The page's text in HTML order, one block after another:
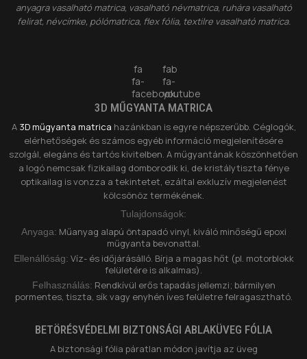
anyagra vasalható matrica, vasalható névmatrica, ruhára vasalható
felirat, névcímke, pólómatrica, flex fólia, textilre vasalható matrica.
fa
fa-
facebook
fab
fa-
youtube
3D MŰGYANTA MATRICA
A 3D műgyanta matrica hazánkban is egyre népszerűbb. Céglogók,
elérhetőségek és számos egyéb információ megjelenítésére
szolgál, elegáns és tartós kivitelben. A műgyantának köszönhetően
a logó nemcsak fizikailag domborodik ki, de kristálytiszta fénye
optikailag is vonzza a tekintetet, ezáltal exkluzív megjelenést
kölcsönöz termékének.
Tulajdonságok:
Anyaga: Műanyag alapú öntapadó vinyl, kiváló minőségű epoxi
műgyanta bevonattal.
Ellenállóság: Víz- és időjárásálló. Bírja a magas hőt (pl. motorblokk
felületére is alkalmas).
Felhasználás: Rendkívül erős tapadás jellemzi; bármilyen
pormentes, tiszta, sík vagy enyhén íves felületre felragasztható.
BETÖRÉSVÉDELMI BIZTONSÁGI ABLAKÜVEG FÓLIA
A biztonsági fólia páratlan módon javítja az üveg